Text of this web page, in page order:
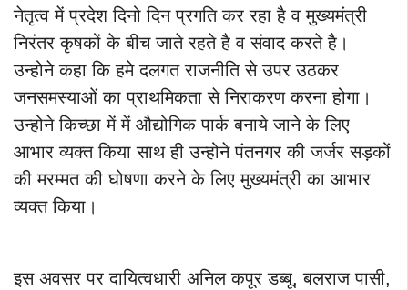
नेतृत्व में प्रदेश दिनो दिन प्रगति कर रहा है व मुख्यमंत्री
निरंतर कृषकों के बीच जाते रहते है व संवाद करते है।
उन्होने कहा कि हमे दलगत राजनीति से उपर उठकर
जनसमस्याओं का प्राथमिकता से निराकरण करना होगा।
उन्होने किच्छा में में औद्योगिक पार्क बनाये जाने के लिए
आभार व्यक्त किया साथ ही उन्होने पंतनगर की जर्जर सड़कों
की मरम्मत की घोषणा करने के लिए मुख्यमंत्री का आभार
व्यक्त किया।
इस अवसर पर दायित्वधारी अनिल कपूर डब्बू, बलराज पासी,